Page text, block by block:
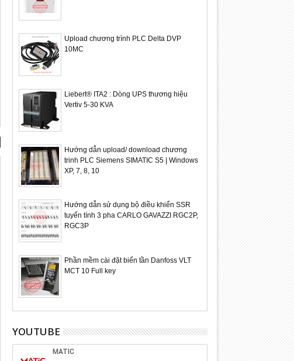
Hướng dẫn mở rộng mạng CAN/
CANopen cho PLC S7-300 với CAN
300 PRO
Hướng dẫn upload chương trình
HMI Beijer dòng E1000
Upload chương trình PLC Delta DVP
10MC
Liebert® ITA2 : Dòng UPS thương hiệu
Vertiv 5-30 KVA
Hướng dẫn upload/ download chương
trinh PLC Siemens SIMATIC S5 | Windows
XP, 7, 8, 10
Hướng dẫn sử dụng bộ điều khiển SSR
tuyến tính 3 pha CARLO GAVAZZI RGC2P,
RGC3P
Phần mềm cài đặt biến tần Danfoss VLT
MCT 10 Full key
YOUTUBE